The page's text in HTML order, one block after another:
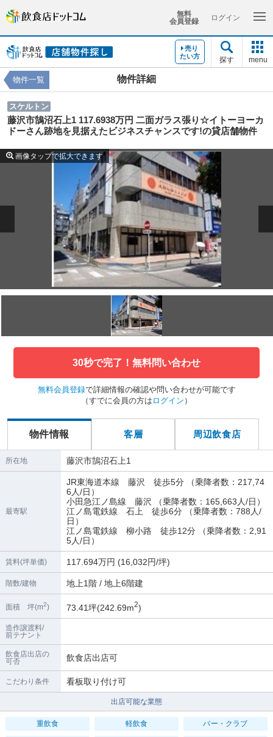
無料
会員登録
ログイン
売り
たい方
探す menu
物件詳細
物件一覧
スケルトン
藤沢市鵠沼石上1 117.6938万円 二面ガラス張り☆イトーヨーカ
ドーさん跡地を見据えたビジネスチャンスです!の貸店舗物件
画像タップで拡大できます
30秒で完了！無料問い合わせ
無料会員登録で詳細情報の確認や問い合わせが可能です
（すでに会員の方は ログイン ）
物件情報 客層 周辺飲食店
所在地 藤沢市鵠沼石上1
最寄駅
JR東海道本線 藤沢 徒歩5分 （乗降者数：217,74
6人/日）
小田急江ノ島線 藤沢 （乗降者数：165,663人/日）
江ノ島電鉄線 石上 徒歩6分 （乗降者数：788人/
日）
江ノ島電鉄線 柳小路 徒歩12分 （乗降者数：2,91
5人/日）
賃料(坪単価) 117.694万円 (16,032円/坪)
階数/建物 地上1階 / 地上6階建
面積 坪(m2) 73.41坪(242.69m2)
造作譲渡料/
前テナント
飲食店出店の
可否
飲食店出店可
こだわり条件 看板取り付け可
出店可能な業態
重飲食 軽飲食 バー・クラブ